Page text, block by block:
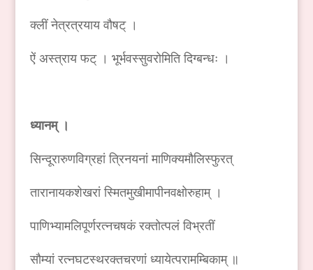
क्लीं नेत्रत्रयाय वौषट् ।
ऐं अस्त्राय फट् । भूर्भवस्सुवरोमिति दिग्बन्धः ।
ध्यानम् ।
सिन्दूरारुणविग्रहां त्रिनयनां माणिक्यमौलिस्फुरत्
तारानायकशेखरां स्मितमुखीमापीनवक्षोरुहाम् ।
पाणिभ्यामलिपूर्णरत्नचषकं रक्तोत्पलं विभ्रतीं
सौम्यां रत्नघटस्थरक्तचरणां ध्यायेत्परामम्बिकाम् ॥